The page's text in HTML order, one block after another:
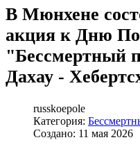
В Мюнхене
акция к Дню
"Бессмертный
Дахау -
russkoepole
Категория:
Создано: 11 мая 2026